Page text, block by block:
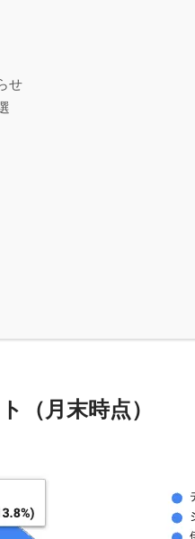
せ
（月末時点）